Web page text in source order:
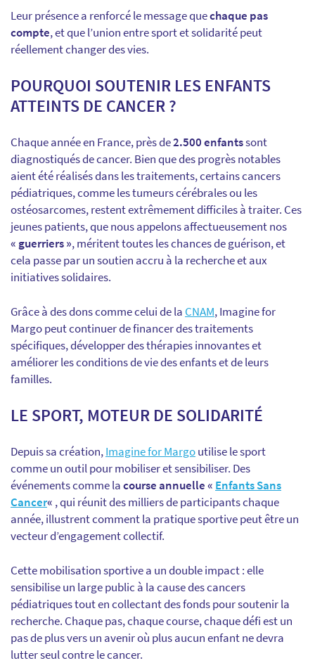
Leur présence a renforcé le message quechaque pas
compte, et que l’union entre sport et solidarité peut
réellement changer des vies.
POURQUOI SOUTENIR LES ENFANTS
ATTEINTS DE CANCER ?
Chaque année en France, près de2.500 enfantssont
diagnostiqués de cancer. Bien que des progrès notables
aient été réalisés dans les traitements, certains cancers
pédiatriques, comme les tumeurs cérébrales ou les
ostéosarcomes, restent extrêmement difficiles à traiter. Ces
jeunes patients, que nous appelons affectueusement nos
« guerriers », méritent toutes les chances de guérison, et
cela passe par un soutien accru à la recherche et aux
initiatives solidaires.
Grâce à des dons comme celui de la CNAM, Imagine for
Margo peut continuer de financer des traitements
spécifiques, développer des thérapies innovantes et
améliorer les conditions de vie des enfants et de leurs
familles.
LE SPORT, MOTEUR DE SOLIDARITÉ
Depuis sa création,Imagine for Margoutilise le sport
comme un outil pour mobiliser et sensibiliser. Des
événements comme lacourse annuelle « Enfants Sans
Cancer« , qui réunit des milliers de participants chaque
année, illustrent comment la pratique sportive peut être un
vecteur d’engagement collectif.
Cette mobilisation sportive a un double impact : elle
sensibilise un large public à la cause des cancers
pédiatriques tout en collectant des fonds pour soutenir la
recherche. Chaque pas, chaque course, chaque défi est un
pas de plus vers un avenir où plus aucun enfant ne devra
lutter seul contre le cancer.